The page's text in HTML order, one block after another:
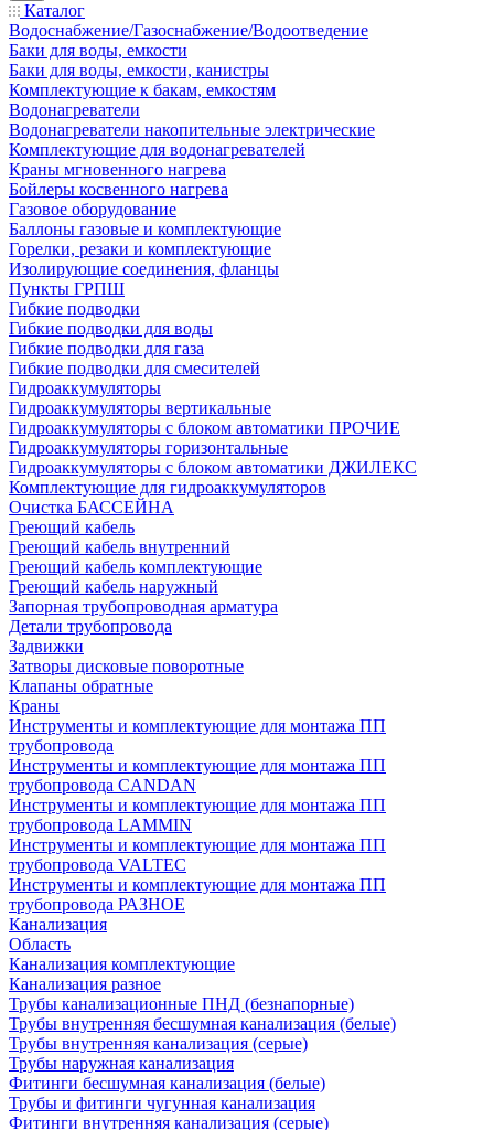
Каталог
Водоснабжение/Газоснабжение/Водоотведение
Баки для воды, емкости
Баки для воды, емкости, канистры
Комплектующие к бакам, емкостям
Водонагреватели
Водонагреватели накопительные электрические
Комплектующие для водонагревателей
Краны мгновенного нагрева
Бойлеры косвенного нагрева
Газовое оборудование
Баллоны газовые и комплектующие
Горелки, резаки и комплектующие
Изолирующие соединения, фланцы
Пункты ГРПШ
Гибкие подводки
Гибкие подводки для воды
Гибкие подводки для газа
Гибкие подводки для смесителей
Гидроаккумуляторы
Гидроаккумуляторы вертикальные
Гидроаккумуляторы с блоком автоматики ПРОЧИЕ
Гидроаккумуляторы горизонтальные
Гидроаккумуляторы с блоком автоматики ДЖИЛЕКС
Комплектующие для гидроаккумуляторов
Очистка БАССЕЙНА
Греющий кабель
Греющий кабель внутренний
Греющий кабель комплектующие
Греющий кабель наружный
Запорная трубопроводная арматура
Детали трубопровода
Задвижки
Затворы дисковые поворотные
Клапаны обратные
Краны
Инструменты и комплектующие для монтажа ПП
трубопровода
Инструменты и комплектующие для монтажа ПП
трубопровода CANDAN
Инструменты и комплектующие для монтажа ПП
трубопровода LAMMIN
Инструменты и комплектующие для монтажа ПП
трубопровода VALTEC
Инструменты и комплектующие для монтажа ПП
трубопровода РАЗНОЕ
Канализация
Область
Канализация комплектующие
Канализация разное
Трубы канализационные ПНД (безнапорные)
Трубы внутренняя бесшумная канализация (белые)
Трубы внутренняя канализация (серые)
Трубы наружная канализация
Фитинги бесшумная канализация (белые)
Трубы и фитинги чугунная канализация
Фитинги внутренняя канализация (серые)